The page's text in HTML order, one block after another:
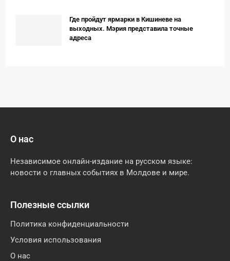
Где пройдут ярмарки в Кишиневе на
выходных. Мэрия представила точные
адреса
О нас
Независимое онлайн-издание на русском языке:
новости о главных событиях в Молдове и мире.
Полезные ссылки
Политика конфиденциальности
Условия использования
О нас